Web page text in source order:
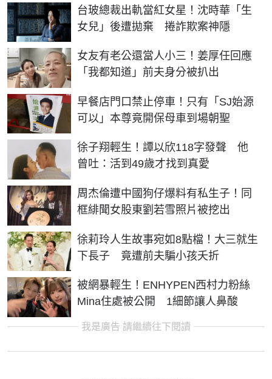
台玻總裁出軌當紅女星！沈時華「生
女兒」後遭拋棄 捲詐欺案神隱
女友有老公還當人小三！姜厚任回應
「我都知道」前夫身分被扒出
早餐店門口禁止停車！只有「SJ始源
可以」本尊竟開保母車到場朝聖
徐子翔輕生！譚以欣118字發聲 他
曾吐：活到49歲才找到真愛
周杰倫遭中國狗仔爆料有私生子！同
框緋聞女股東劉若雪照片被挖出
徐莉玲人生故事宛如8點檔！大三就生
下長子 竟遭前夫騙小孩夭折
被網暴輕生！ENHYPEN西村力粉絲
Mina住處被公開 1細節讓人鼻酸
我是廣告 請繼續往下閱讀